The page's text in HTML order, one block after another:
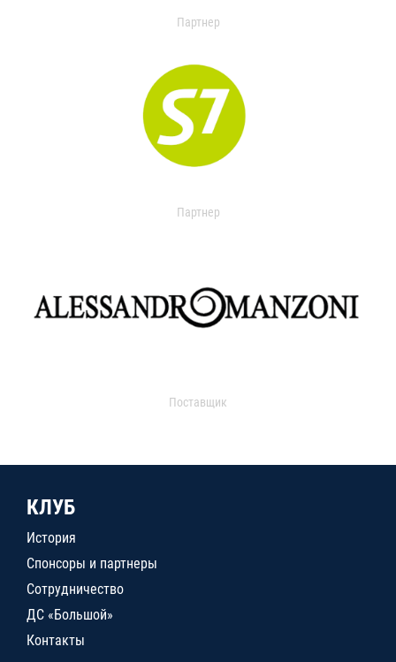
Партнер
Партнер
Поставщик
КЛУБ
История
Спонсоры и партнеры
Сотрудничество
ДС «Большой»
Контакты